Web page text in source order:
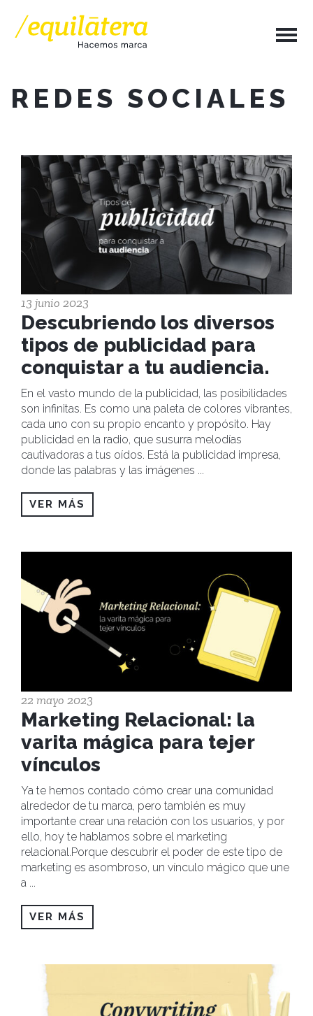
REDES SOCIALES
13 junio 2023
Descubriendo los diversos
tipos de publicidad para
conquistar a tu audiencia.
En el vasto mundo de la publicidad, las posibilidades
son infinitas. Es como una paleta de colores vibrantes,
cada uno con su propio encanto y propósito. Hay
publicidad en la radio, que susurra melodías
cautivadoras a tus oídos. Está la publicidad impresa,
donde las palabras y las imágenes ...
VER MÁS
22 mayo 2023
Marketing Relacional: la
varita mágica para tejer
vínculos
Ya te hemos contado cómo crear una comunidad
alrededor de tu marca, pero también es muy
importante crear una relación con los usuarios, y por
ello, hoy te hablamos sobre el marketing
relacional.Porque descubrir el poder de este tipo de
marketing es asombroso, un vínculo mágico que une
a ...
VER MÁS